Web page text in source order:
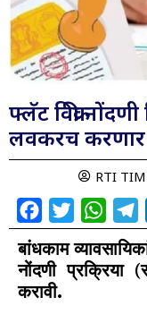
फ्लॅट विक्री
लवकरच करणार
RTI
FacebookTwitter
बांधकाम
नोंदणी प्रक्रिया
करावी.